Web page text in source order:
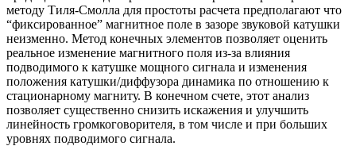
методу Тиля-Смолла для простоты расчета предполагают что
“фиксированное” магнитное поле в зазоре звуковой катушки
неизменно. Метод конечных элементов позволяет оценить
реальное изменение магнитного поля из-за влияния
подводимого к катушке мощного сигнала и изменения
положения катушки/диффузора динамика по отношению к
стационарному магниту. В конечном счете, этот анализ
позволяет существенно снизить искажения и улучшить
линейность громкоговорителя, в том числе и при больших
уровнях подводимого сигнала.